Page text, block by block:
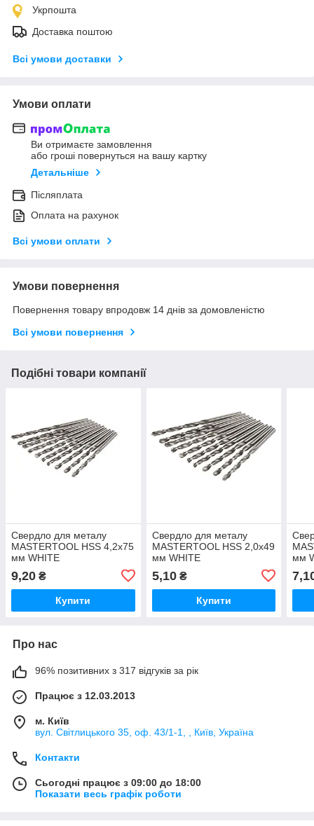
Укрпошта
Доставка поштою
Всі умови доставки
Умови оплати
Ви отримаєте замовлення
або гроші повернуться на вашу картку
Детальніше
Післяплата
Оплата на рахунок
Всі умови оплати
Умови повернення
Повернення товару впродовж 14 днів за домовленістю
Всі умови повернення
Подібні товари компанії
Свердло для металу
MASTERTOOL HSS 4,2х75
мм WHITE
9,20 ₴
Купити
Свердло для металу
MASTERTOOL HSS 2,0х49
мм WHITE
5,10₴
Купити
мм
Про нас
96% позитивних з 317 відгуків за рік
Працює з 12.03.2013
м. Київ
вул. Світлицького 35, оф. 43/1-1, , Київ, Україна
Контакти
Сьогодні працює з 09:00 до 18:00
Показати весь графік роботи